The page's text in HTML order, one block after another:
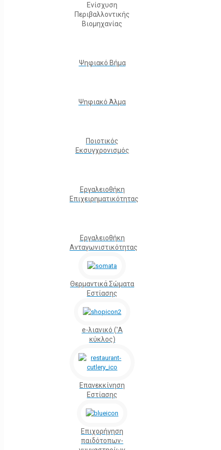
Ενίσχυση
Περιβαλλοντικής
Βιομηχανίας
Ψηφιακό Βήμα
Ψηφιακό Άλμα
Ποιοτικός
Εκσυγχρονισμός
Εργαλειοθήκη
Eπιχειρηματικότητας
Εργαλειοθήκη
Ανταγωνιστικότητας
Θερμαντικά Σώματα
Εστίασης
e-λιανικό ('Α
κύκλος)
Επανεκκίνηση
Εστίασης
Επιχορήγηση
παιδότοπων-